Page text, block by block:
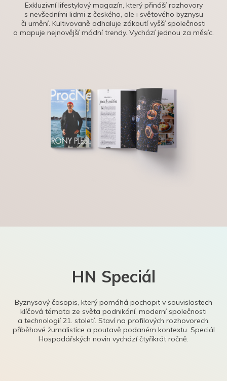
Exkluzivní lifestylový magazín, který přináší rozhovory
s nevšedními lidmi z českého, ale i světového byznysu
či umění. Kultivovaně odhaluje zákoutí vyšší společnosti
a mapuje nejnovější módní trendy. Vychází jednou za měsíc.
HN Speciál
Byznysový časopis, který pomáhá pochopit v souvislostech
klíčová témata ze světa podnikání, moderní společnosti
a technologií 21. století. Staví na profilových rozhovorech,
příběhové žurnalistice a poutavě podaném kontextu. Speciál
Hospodářských novin vychází čtyřikrát ročně.